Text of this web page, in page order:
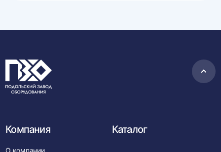
в
Компания
О компании
Каталог